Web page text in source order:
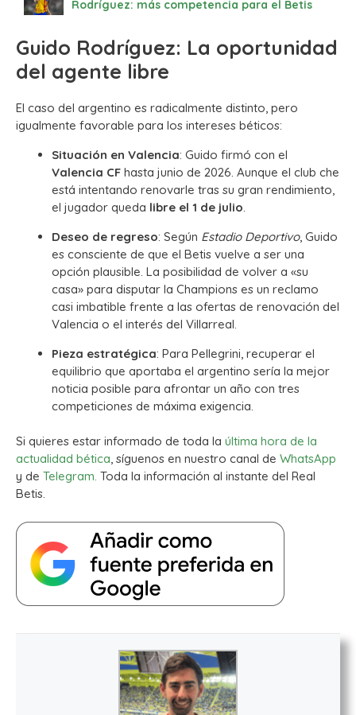
Rodríguez: más competencia para el Betis
Guido Rodríguez: La oportunidad
del agente libre
El caso del argentino es radicalmente distinto, pero
igualmente favorable para los intereses béticos:
Situación en Valencia: Guido firmó con el
Valencia CF hasta junio de 2026. Aunque el club che
está intentando renovarle tras su gran rendimiento,
el jugador queda libre el 1 de julio
Deseo de regreso: Según Estadio Deportivo, Guido
es consciente de que el Betis vuelve a ser una
opción plausible. La posibilidad de volver a «su
casa» para disputar la Champions es un reclamo
casi imbatible frente a las ofertas de renovación del
Valencia o el interés del Villarreal.
Pieza estratégica: Para Pellegrini, recuperar el
equilibrio que aportaba el argentino sería la mejor
noticia posible para afrontar un año con tres
competiciones de máxima exigencia.
Si quieres estar informado de toda la última hora de la
actualidad bética, síguenos en nuestro canal de WhatsApp
y de Telegram. Toda la información al instante del Real
Betis.